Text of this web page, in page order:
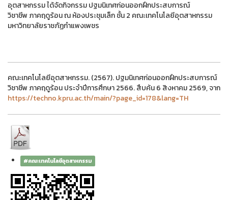
อุตสาหกรรม ได้จัดกิจกรรม ปฐมนิเทศก่อนออกฝึกประสบการณ์
วิชาชีพ ภาคฤดูร้อน ณ ห้องประชุมเล็ก ชั้น 2 คณะเทคโนโลยีอุตสาหกรรม
มหาวิทยาลัยราชภัฏกำแพงเพชร
คณะเทคโนโลยีอุตสาหกรรม. (2567). ปฐมนิเทศก่อนออกฝึกประสบการณ์
วิชาชีพ ภาคฤดูร้อน ประจำปีการศึกษา 2566. สืบค้น 6 สิงหาคม 2569, จาก
https://techno.kpru.ac.th/main/?page_id=178&lang=TH
#คณะเทคโนโลยีอุตสาหกรรม